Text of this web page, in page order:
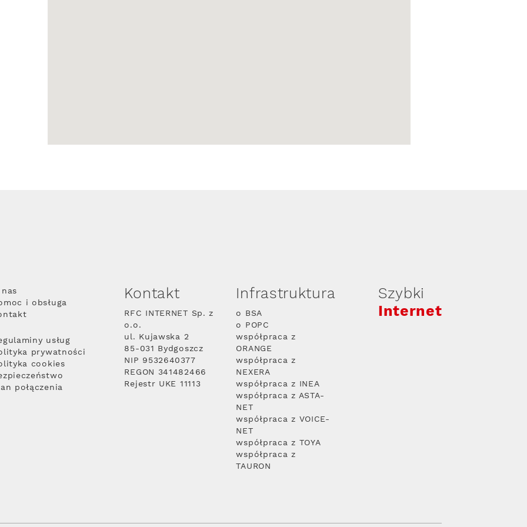
i obsługa
usług
prywatności
cookies
połączenia
Kontakt
RFC INTERNET Sp. z
o.o.
ul. Kujawska 2
85-031 Bydgoszcz
NIP 9532640377
REGON 341482466
Rejestr UKE 11113
Infrastruktura
o BSA
o POPC
współpraca z
ORANGE
współpraca z
NEXERA
współpraca z INEA
współpraca z ASTA-
NET
współpraca z VOICE-
NET
współpraca z TOYA
współpraca z
TAURON
Szybki
Internet